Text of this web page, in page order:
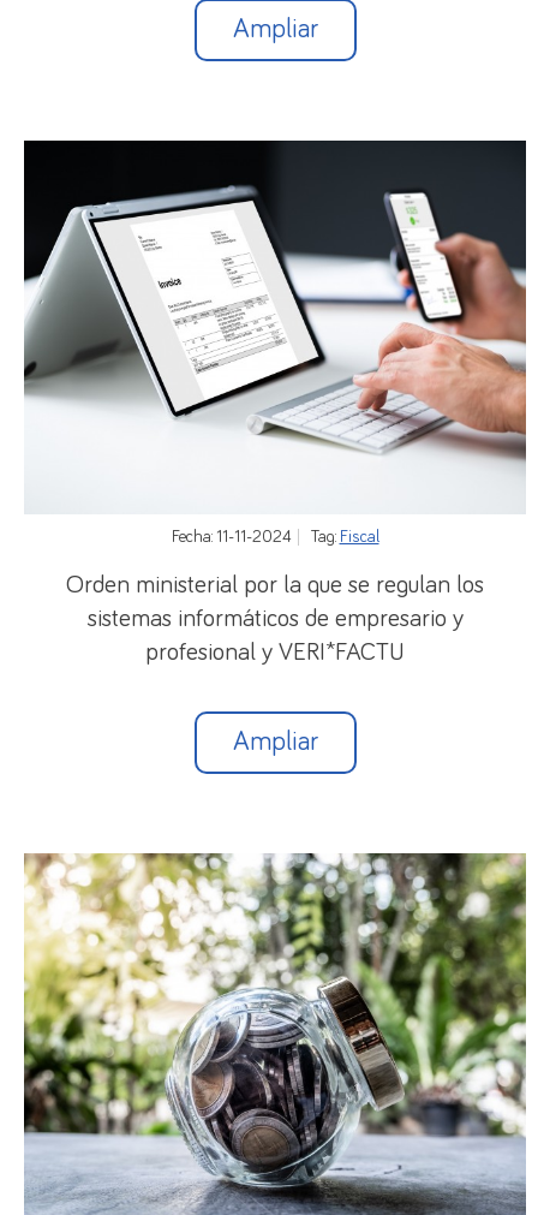
Ampliar
Fecha: 11-11-2024 Tag: Fiscal
Orden ministerial por la que se regulan los
sistemas informáticos de empresario y
profesional y VERI*FACTU
Ampliar